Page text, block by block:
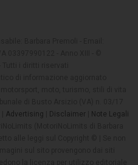
Advertising Disclaimer
Note Legali